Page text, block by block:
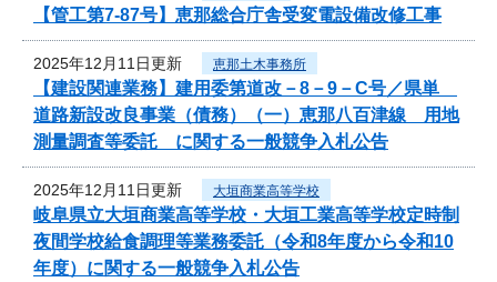
【管工第7-87号】恵那総合庁舎受変電設備改修工事
2025年12月11日更新 恵那土木事務所
【建設関連業務】建用委第道改－8－9－C号／県単
道路新設改良事業（債務）（一）恵那八百津線 用地
測量調査等委託 に関する一般競争入札公告
2025年12月11日更新 大垣商業高等学校
岐阜県立大垣商業高等学校・大垣工業高等学校定時制
夜間学校給食調理等業務委託（令和8年度から令和10
年度）に関する一般競争入札公告